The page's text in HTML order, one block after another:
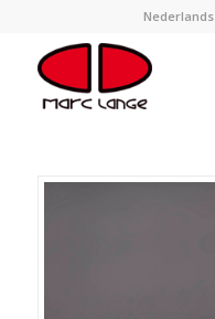
Nederlands